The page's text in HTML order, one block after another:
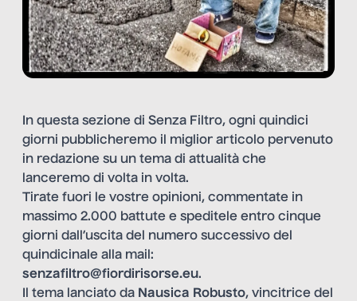
In questa sezione di Senza Filtro, ogni quindici
giorni pubblicheremo il miglior articolo pervenuto
in redazione su un tema di attualità che
lanceremo di volta in volta.
Tirate fuori le vostre opinioni, commentate in
massimo 2.000 battute e speditele entro cinque
giorni dall’uscita del numero successivo del
quindicinale alla mail:
senzafiltro@fiordirisorse.eu.
Il tema lanciato da Nausica Robusto, vincitrice del